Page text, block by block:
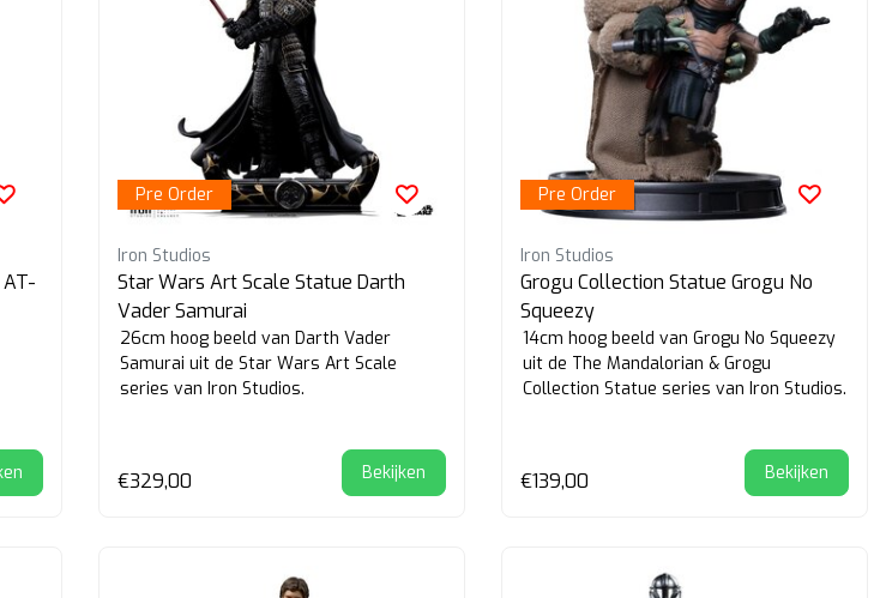
Pre Order
Iron Studios
Star Wars Art Scale Statue Darth
Vader Samurai
26cm hoog beeld van Darth Vader
Samurai uit de Star Wars Art Scale
series van Iron Studios.
€329,00 Bekijken
Pre Order
Iron Studios
Grogu Collection Statue Grogu No
Squeezy
14cm hoog beeld van Grogu No Squeezy
uit de The Mandalorian & Grogu
Collection Statue series van Iron Studios.
€139,00 Bekijken